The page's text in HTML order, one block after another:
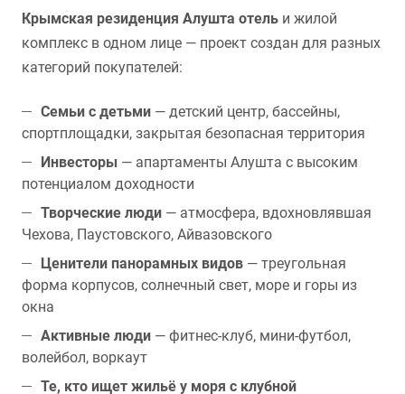
Крымская резиденция Алушта отель и жилой
комплекс в одном лице — проект создан для разных
категорий покупателей:
Семьи с детьми — детский центр, бассейны,
спортплощадки, закрытая безопасная территория
Инвесторы — апартаменты Алушта с высоким
потенциалом доходности
Творческие люди — атмосфера, вдохновлявшая
Чехова, Паустовского, Айвазовского
Ценители панорамных видов — треугольная
форма корпусов, солнечный свет, море и горы из
окна
Активные люди — фитнес-клуб, мини-футбол,
волейбол, воркаут
Те, кто ищет жильё у моря с клубной